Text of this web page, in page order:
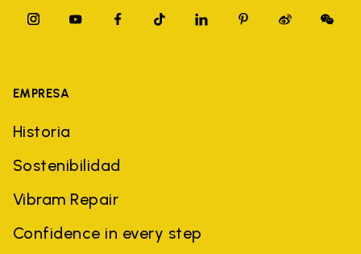
EMPRESA
Historia
Sostenibilidad
Vibram Repair
Confidence in every step